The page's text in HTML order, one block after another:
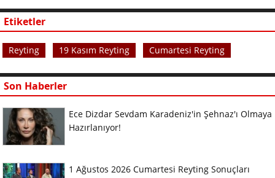
Etiketler
Reyting 19 Kasım Reyting Cumartesi Reyting
Son Haberler
Ece Dizdar Sevdam Karadeniz'in Şehnaz'ı Olmaya
Hazırlanıyor!
1 Ağustos 2026 Cumartesi Reyting Sonuçları